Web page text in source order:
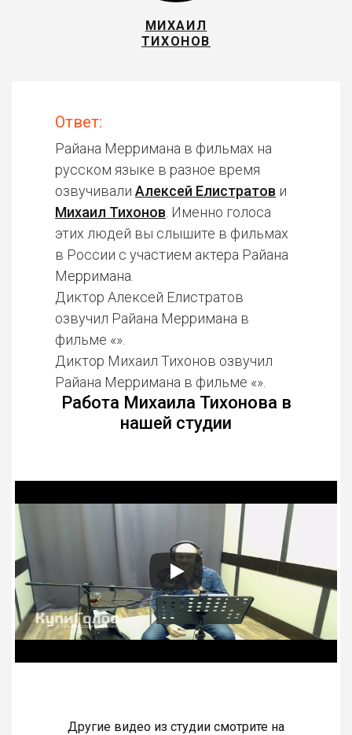
МИХАИЛ
ТИХОНОВ
Ответ:
Райана Мерримана в фильмах на
русском языке в разное время
озвучивали Алексей Елистратов и
Михаил Тихонов . Именно голоса
этих людей вы слышите в фильмах
в России с участием актера Райана
Мерримана.
Диктор Алексей Елистратов
озвучил Райана Мерримана в
фильме «».
Диктор Михаил Тихонов озвучил
Райана Мерримана в фильме «».
Работа Михаила Тихонова в
нашей студии
Другие видео из студии смотрите на